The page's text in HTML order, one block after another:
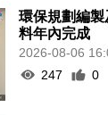
環保規劃編
料年內完成
2026-08-06
247
0